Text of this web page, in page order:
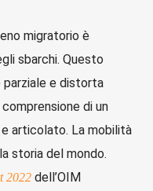
migratorio è
sbarchi. Questo
e distorta
di un
articolato. La mobilità
storia del mondo.
2022dell’OIM